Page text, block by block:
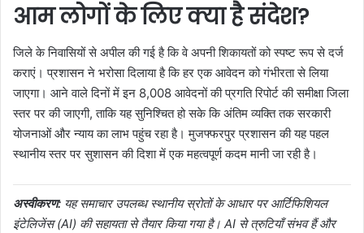
आम लोगों के लिए क्या है संदेश?
जिले के निवासियों से अपील की गई है कि वे अपनी शिकायतों को स्पष्ट रूप से दर्ज
कराएं। प्रशासन ने भरोसा दिलाया है कि हर एक आवेदन को गंभीरता से लिया
जाएगा। आने वाले दिनों में इन 8,008 आवेदनों की प्रगति रिपोर्ट की समीक्षा जिला
स्तर पर की जाएगी, ताकि यह सुनिश्चित हो सके कि अंतिम व्यक्ति तक सरकारी
योजनाओं और न्याय का लाभ पहुंच रहा है। मुजफ्फरपुर प्रशासन की यह पहल
स्थानीय स्तर पर सुशासन की दिशा में एक महत्वपूर्ण कदम मानी जा रही है।
अस्वीकरण: यह समाचार उपलब्ध स्थानीय स्रोतों के आधार पर आर्टिफिशियल
इंटेलिजेंस (AI) की सहायता से तैयार किया गया है। AI से त्रुटियाँ संभव हैं और